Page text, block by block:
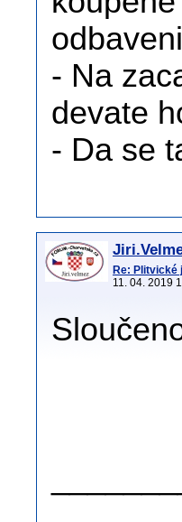
- Na
devate
- Da se
Re: Plitvické
11. 04. 2019